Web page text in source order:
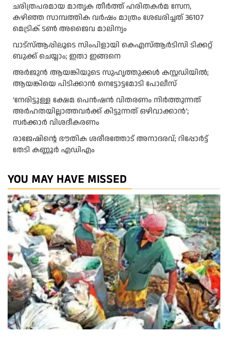
ചരിത്രപരമായ മാതൃക തീര്‍ത്ത് ഹരിതകര്‍മ സേന,
കഴിഞ്ഞ സാമ്പത്തിക വര്‍ഷം മാത്രം ശേഖരിച്ചത് 36107
മെട്രിക് ടണ്‍ അജൈവ മാലിന്യം
വാട്‌സ്ആപ്പിലൂടെ സിംപിളായി കെഎസ്ആര്‍ടിസി ടിക്കറ്റ്
ബുക്ക് ചെയ്യാം; ഇതാ ഇങ്ങനെ
അർജുൻ ആയങ്കിയുടെ സുഹൃത്തുക്കൾ കസ്റ്റഡിയിൽ;
ആയങ്കിയെ പിടിക്കാൻ നെട്ടോട്ടമോടി പോലീസ്
‘നേരിട്ടുള്ള ക്ഷേമ പെൻഷൻ വിതരണം നി‍‍ർത്തുന്നത്
അർഹതയില്ലാത്തവർക്ക് കിട്ടുന്നത് ഒഴിവാക്കാൻ’;
സർക്കാ‍ർ വിശദീകരണം
രാജേഷിന്റെ ഭൗതിക ശരീരത്തോട് അനാദരവ്; റിപ്പോർട്ട്
തേടി കണ്ണൂർ എഡിഎം
YOU MAY HAVE MISSED